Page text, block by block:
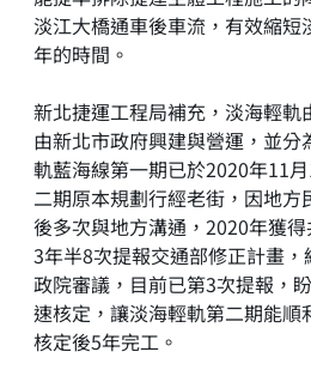
淡江大橋通車後車流，有效縮短
年的時間。
新北捷運工程局補充，淡海輕軌
由新北市政府興建與營運，並
軌藍海線第一期已於2020年11
二期原本規劃行經老街，因地
後多次與地方溝通，2020年獲
3年半8次提報交通部修正計畫
政院審議，目前已第3次提報，
速核定，讓淡海輕軌第二期能
核定後5年完工。